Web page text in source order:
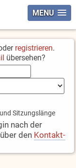
MENU
registrieren.
übersehen?
Sitzungslänge
nach der
den Kontakt-